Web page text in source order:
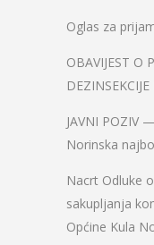
Oglas za
OBAVIJEST O
JAVNI POZIV
Norinska
Nacrt Odluke
sakupljanja
Općine Kula